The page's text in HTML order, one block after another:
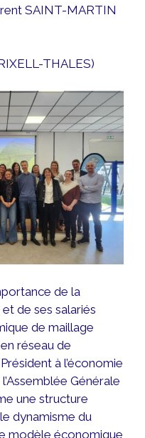
SAINT-MARTIN
THALES)
de la
de ses salariés
de maillage
réseau de
à l’économie
Générale
une structure
dynamisme du
modèle économique